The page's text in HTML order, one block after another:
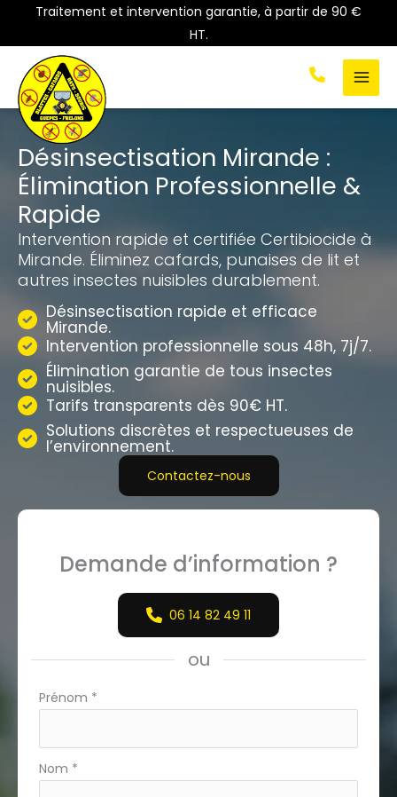
contenu
Traitement et intervention garantie, à partir de 90 €
HT.
Désinsectisation Mirande :
Élimination Professionnelle &
Rapide
Intervention rapide et certifiée Certibiocide à
Mirande. Éliminez cafards, punaises de lit et
autres insectes nuisibles durablement.
Désinsectisation rapide et efficace
Mirande.
Intervention professionnelle sous 48h, 7j/7.
Élimination garantie de tous insectes
nuisibles.
Tarifs transparents dès 90€ HT.
Solutions discrètes et respectueuses de
l’environnement.
Contactez-nous
Demande d’information ?
06 14 82 49 11
ou
Formulaire
téléphone
Prénom *
Nom *